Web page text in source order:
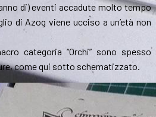
di) eventi accadute molto tempo
di Azog viene ucciso a un’età non
categoria “Orchi” sono spesso
come qui sotto schematizzato.